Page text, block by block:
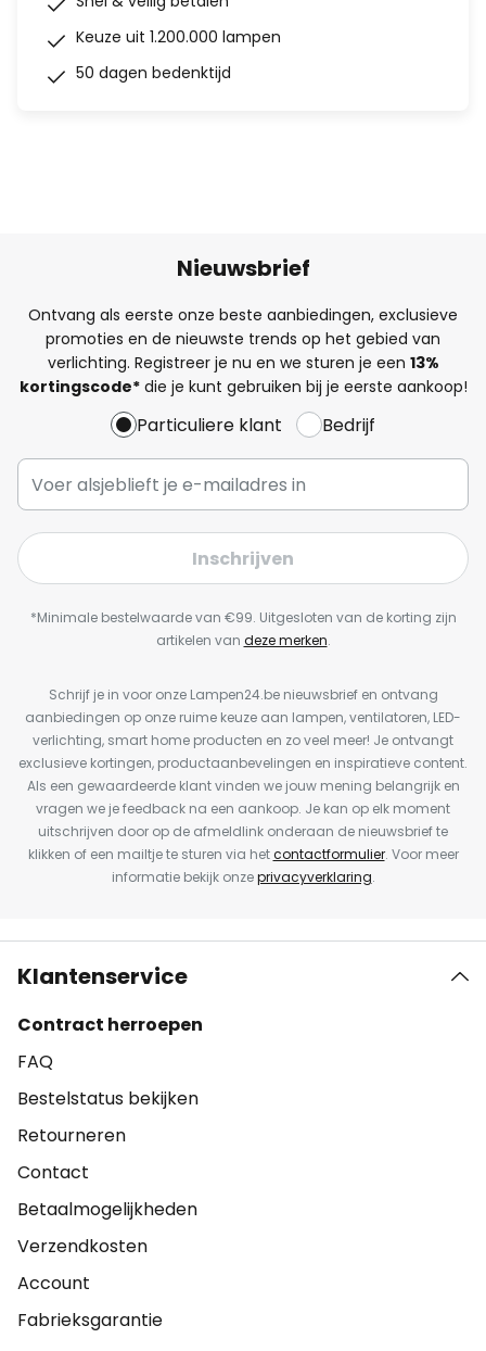
Keuze uit 1.200.000 lampen
50 dagen bedenktijd
Nieuwsbrief
Ontvang als eerste onze beste aanbiedingen, exclusieve
promoties en de nieuwste trends op het gebied van
verlichting. Registreer je nu en we sturen je een 13%
kortingscode*die je kunt gebruiken bij je eerste aankoop!
Particuliere klant Bedrijf
Inschrijven
*Minimale bestelwaarde van €99. Uitgesloten van de korting zijn
artikelen van deze merken.
Schrijf je in voor onze Lampen24.be nieuwsbrief en ontvang
aanbiedingen op onze ruime keuze aan lampen, ventilatoren, LED-
verlichting, smart home producten en zo veel meer! Je ontvangt
exclusieve kortingen, productaanbevelingen en inspiratieve content.
Als een gewaardeerde klant vinden we jouw mening belangrijk en
vragen we je feedback na een aankoop. Je kan op elk moment
uitschrijven door op de afmeldlink onderaan de nieuwsbrief te
klikken of een mailtje te sturen via hetcontactformulier. Voor meer
informatie bekijk onzeprivacyverklaring.
Klantenservice
Contract herroepen
FAQ
Bestelstatus bekijken
Retourneren
Contact
Betaalmogelijkheden
Verzendkosten
Account
Fabrieksgarantie